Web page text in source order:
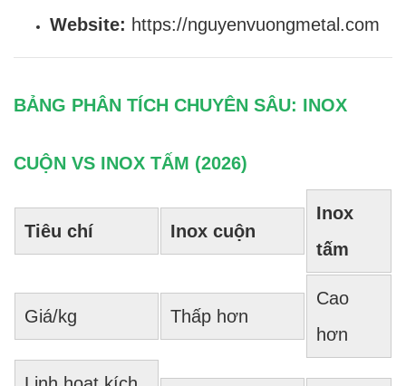
Website: https://nguyenvuongmetal.com
BẢNG PHÂN TÍCH CHUYÊN SÂU: INOX
CUỘN VS INOX TẤM (2026)
Tiêu chí Inox cuộn
Inox
tấm
Giá/kg Thấp hơn
Cao
hơn